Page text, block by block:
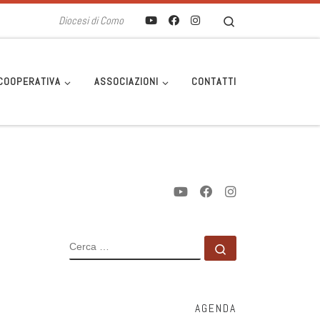
Diocesi di Como
ASSOCIAZIONI CONTATTI
CERCA
AGENDA